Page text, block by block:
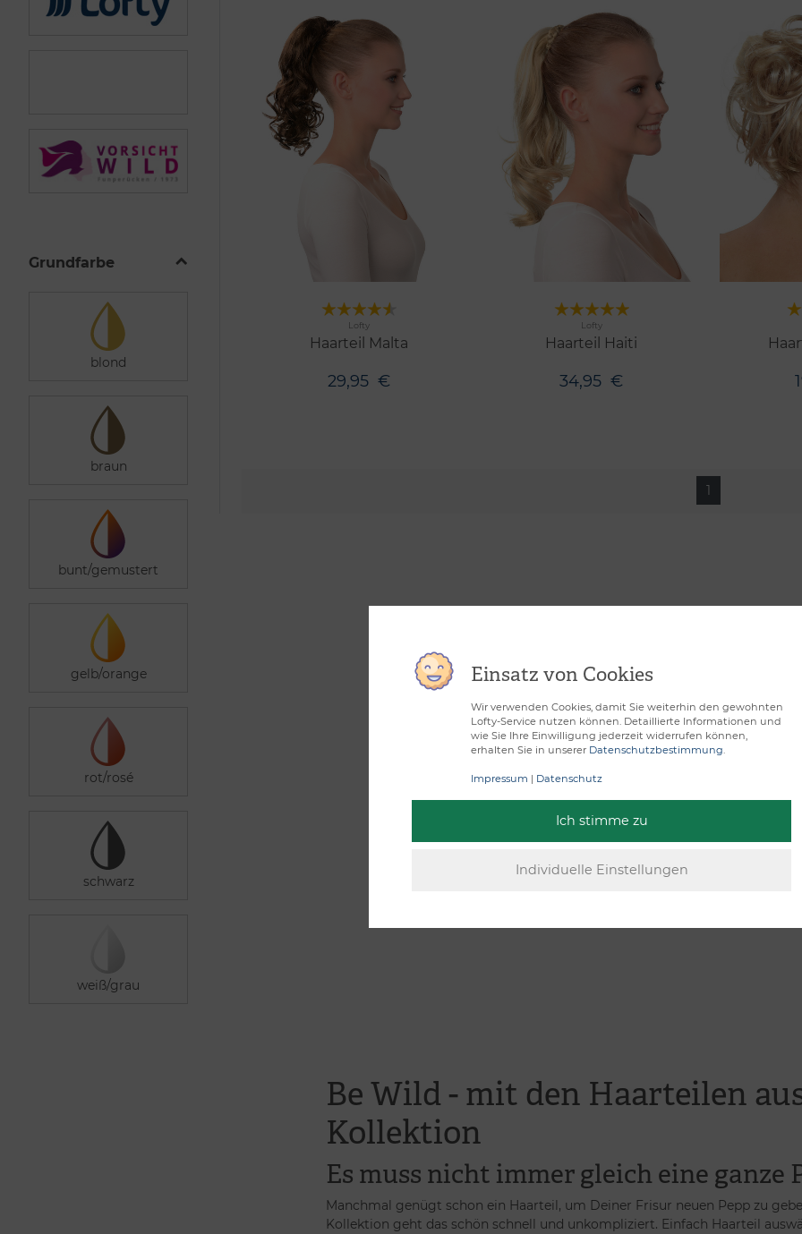
Grundfarbe
Lofty
Haarteil Malta
29,95 €
Lofty
Haarteil Haiti
34,95 €
1
Be Wild - mit den Haarteilen
Kollektion
Es muss nicht immer gleich eine ganze
Manchmal genügt schon ein Haarteil, um Deiner Frisur neuen Pepp zu
Kollektion geht das schön schnell und unkompliziert. Einfach Haarteil
Einsatz von Cookies
Wir verwenden Cookies, damit Sie weiterhin den gewohnten
Lofty-Service nutzen können. Detaillierte Informationen und
wie Sie Ihre Einwilligung jederzeit widerrufen können,
erhalten Sie in unserer Datenschutzbestimmung.
Impressum | Datenschutz
Ich stimme zu